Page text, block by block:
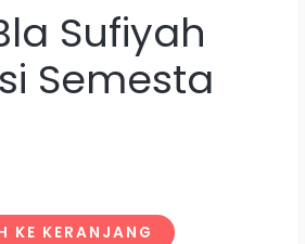
Sufiyah
Semesta
KE KERANJANG